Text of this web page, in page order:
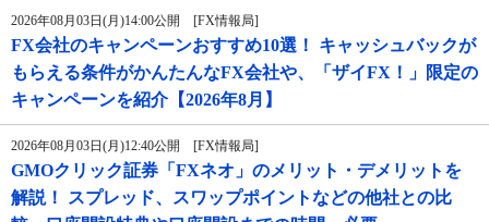
2026年08月03日(月)14:00公開 [FX情報局]
FX会社のキャンペーンおすすめ10選！ キャッシュバックが
もらえる条件がかんたんなFX会社や、「ザイFX！」限定の
キャンペーンを紹介【2026年8月】
2026年08月03日(月)12:40公開 [FX情報局]
GMOクリック証券「FXネオ」のメリット・デメリットを
解説！ スプレッド、スワップポイントなどの他社との比